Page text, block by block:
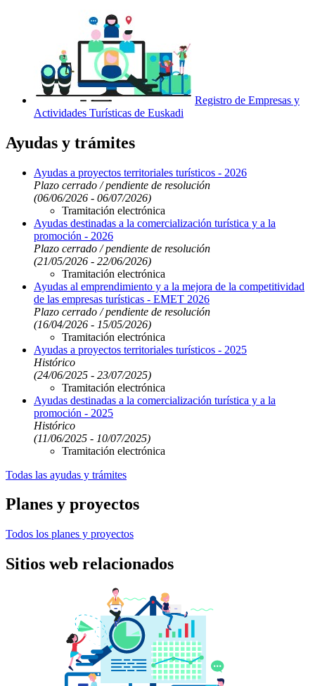
Registro de Empresas y
Actividades Turísticas de Euskadi
Ayudas y trámites
Ayudas a proyectos territoriales turísticos - 2026
Plazo cerrado / pendiente de resolución
(06/06/2026 - 06/07/2026)
Tramitación electrónica
Ayudas destinadas a la comercialización turística y a la
promoción - 2026
Plazo cerrado / pendiente de resolución
(21/05/2026 - 22/06/2026)
Tramitación electrónica
Ayudas al emprendimiento y a la mejora de la competitividad
de las empresas turísticas - EMET 2026
Plazo cerrado / pendiente de resolución
(16/04/2026 - 15/05/2026)
Tramitación electrónica
Ayudas a proyectos territoriales turísticos - 2025
Histórico
(24/06/2025 - 23/07/2025)
Tramitación electrónica
Ayudas destinadas a la comercialización turística y a la
promoción - 2025
Histórico
(11/06/2025 - 10/07/2025)
Tramitación electrónica
Todas las ayudas y trámites
Planes y proyectos
Todos los planes y proyectos
Sitios web relacionados